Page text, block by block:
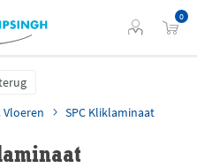
0
Vloeren SPC Kliklaminaat